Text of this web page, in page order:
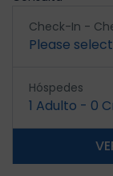
Check-In -
Please select
Hóspedes
1 Adulto - 0